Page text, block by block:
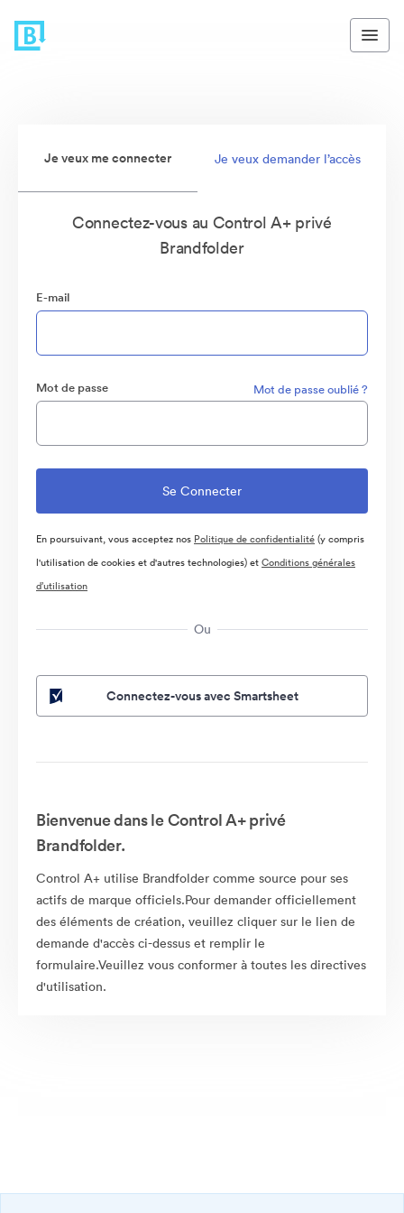
Je veux me connecter Je veux demander l’accès
Connectez-vous au Control A+ privé
Brandfolder
E-mail
Mot de passe Mot de passe oublié ?
En poursuivant, vous acceptez nos Politique de confidentialité(y compris
l'utilisation de cookies et d'autres technologies) etConditions générales
d’utilisation
Ou
Connectez-vous avec Smartsheet
Bienvenue dans le Control A+ privé
Brandfolder.
Control A+ utilise Brandfolder comme source pour ses
actifs de marque officiels.Pour demander officiellement
des éléments de création, veuillez cliquer sur le lien de
demande d'accès ci-dessus et remplir le
formulaire.Veuillez vous conformer à toutes les directives
d'utilisation.